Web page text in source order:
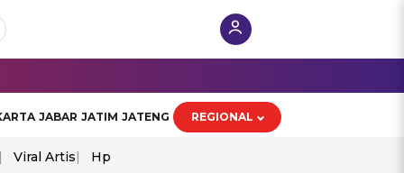
JABAR JATIM JATENG REGIONAL
Viral Artis Hp